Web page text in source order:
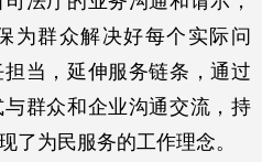
为群众解决好每个实际问
当，延伸服务链条，通过
群众和企业沟通交流，持
了为民服务的工作理念。